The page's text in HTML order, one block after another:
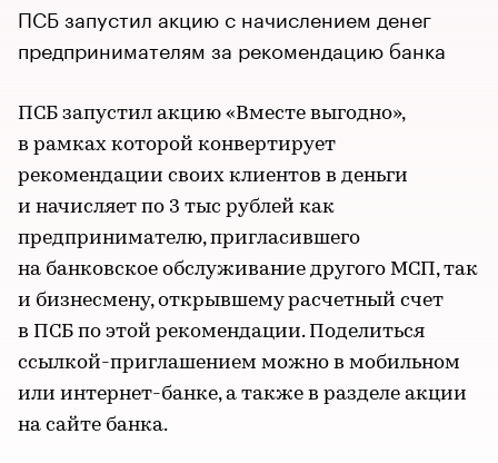
ПСБ запустил акцию с начислением денег
предпринимателям за рекомендацию банка
ПСБ запустил акцию «Вместе выгодно»,
в рамках которой конвертирует
рекомендации своих клиентов в деньги
и начисляет по 3 тыс рублей как
предпринимателю, пригласившего
на банковское обслуживание другого МСП, так
и бизнесмену, открывшему расчетный счет
в ПСБ по этой рекомендации. Поделиться
ссылкой-приглашением можно в мобильном
или интернет-банке, а также в разделе акции
на сайте банка.